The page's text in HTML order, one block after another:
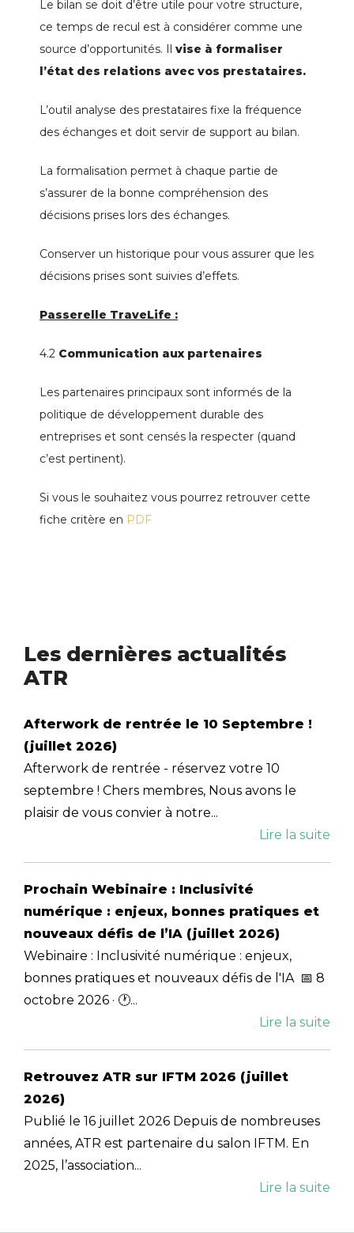
Le bilan se doit d’être utile pour votre structure,
ce temps de recul est à considérer comme une
source d’opportunités. Il vise à formaliser
l’état des relations avec vos prestataires.
L’outil analyse des prestataires fixe la fréquence
des échanges et doit servir de support au bilan.
La formalisation permet à chaque partie de
s’assurer de la bonne compréhension des
décisions prises lors des échanges.
Conserver un historique pour vous assurer que les
décisions prises sont suivies d’effets.
Passerelle TraveLife :
4.2 Communication aux partenaires
Les partenaires principaux sont informés de la
politique de développement durable des
entreprises et sont censés la respecter (quand
c’est pertinent).
Si vous le souhaitez vous pourrez retrouver cette
fiche critère en PDF
Les dernières actualités
ATR
Afterwork de rentrée le 10 Septembre !
(juillet 2026)
Afterwork de rentrée - réservez votre 10
septembre ! Chers membres, Nous avons le
plaisir de vous convier à notre...
Lire la suite
Prochain Webinaire : Inclusivité
numérique : enjeux, bonnes pratiques et
nouveaux défis de l’IA (juillet 2026)
Webinaire : Inclusivité numérique : enjeux,
bonnes pratiques et nouveaux défis de l'IA 📅 8
octobre 2026 · 🕐...
Lire la suite
Retrouvez ATR sur IFTM 2026 (juillet
2026)
Publié le 16 juillet 2026 Depuis de nombreuses
années, ATR est partenaire du salon IFTM. En
2025, l’association...
Lire la suite